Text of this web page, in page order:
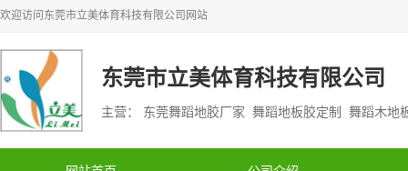
欢迎访问 东莞市立美体育科技有限公司 网站
东莞市立美体育科技有限公司
主营： 东莞舞蹈地胶厂家 舞蹈地板胶定制 舞蹈木